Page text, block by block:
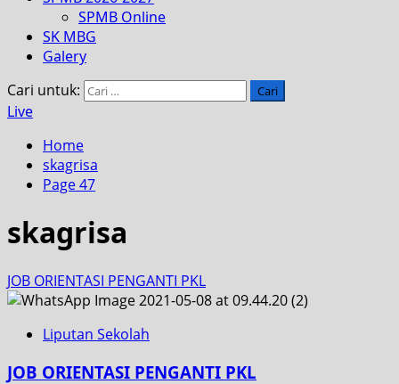
SPMB Online
SK MBG
Galery
Cari untuk:
Live
Home
skagrisa
Page 47
skagrisa
JOB ORIENTASI PENGANTI PKL
Liputan Sekolah
JOB ORIENTASI PENGANTI PKL